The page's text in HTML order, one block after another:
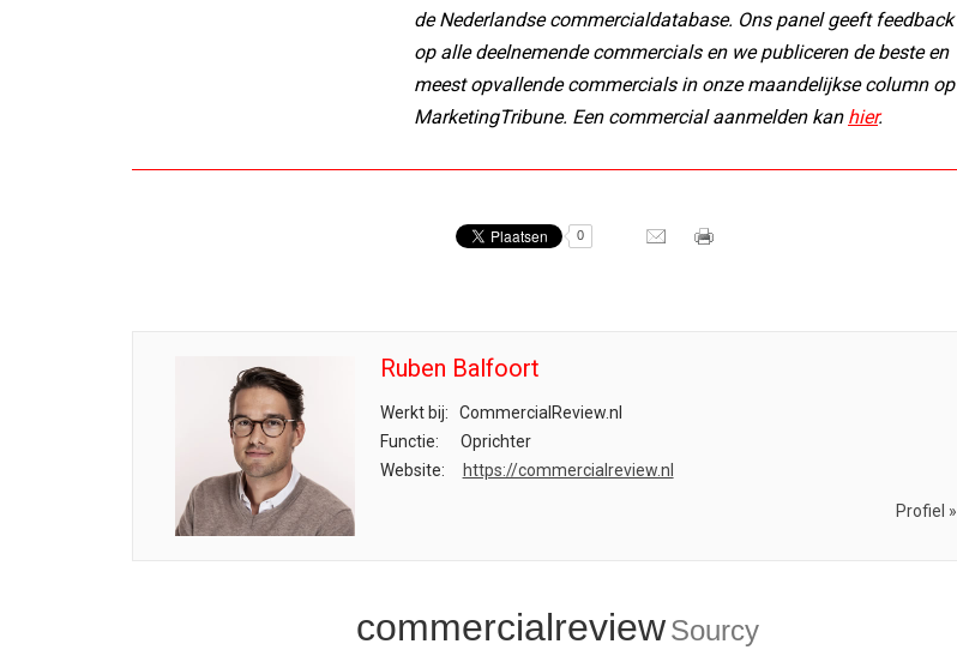
de Nederlandse commercialdatabase. Ons panel geeft feedback
op alle deelnemende commercials en we publiceren de beste en
meest opvallende commercials in onze maandelijkse column op
MarketingTribune. Een commercial aanmelden kan hier.
0
Ruben Balfoort
Werkt bij:
CommercialReview.nl
Functie:
Oprichter
Website:
https://commercialreview.nl
Profiel »
commercialreviewSourcy